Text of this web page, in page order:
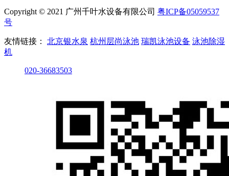
Copyright © 2021 广州千叶水设备有限公司 粤ICP备05059537
号
友情链接： 北京银水泉 杭州层尚泳池 瑞凯泳池设备 泳池除湿
机
020-36683503